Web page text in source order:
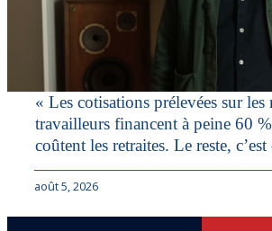
« Les cotisations prélevées sur les
travailleurs financent à peine 60
coûtent les retraites. Le reste,
août 5, 2026